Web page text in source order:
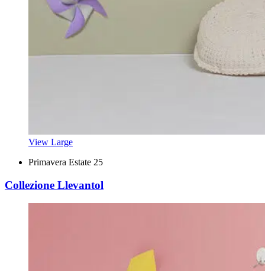
View Large
Primavera Estate 25
Collezione Llevantol